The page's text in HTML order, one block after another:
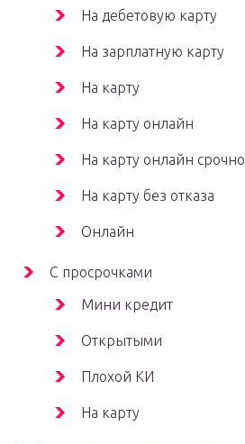
На дебетовую карту
На зарплатную карту
На карту
На карту онлайн
На карту онлайн срочно
На карту без отказа
Онлайн
С просрочками
Мини кредит
Открытыми
Плохой КИ
На карту